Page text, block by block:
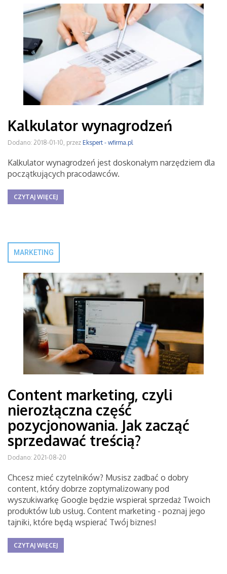
Kalkulator wynagrodzeń
Dodano: 2018-01-10, przez Ekspert - wfirma.pl
Kalkulator wynagrodzeń jest doskonałym narzędziem dla
początkujących pracodawców.
CZYTAJ WIĘCEJ
MARKETING
Content marketing, czyli
nierozłączna część
pozycjonowania. Jak zacząć
sprzedawać treścią?
Dodano: 2021-08-20
Chcesz mieć czytelników? Musisz zadbać o dobry
content, który dobrze zoptymalizowany pod
wyszukiwarkę Google będzie wspierał sprzedaż Twoich
produktów lub usług. Content marketing - poznaj jego
tajniki, które będą wspierać Twój biznes!
CZYTAJ WIĘCEJ